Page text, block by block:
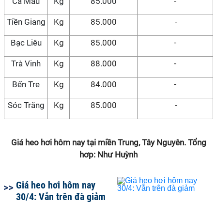
Tiền Giang Kg 85.000 -
Bạc Liêu Kg 85.000 -
Trà Vinh Kg 88.000 -
Bến Tre Kg 84.000 -
Sóc Trăng Kg 85.000 -
Giá heo hơi hôm nay tại miền Trung, Tây Nguyên. Tổng
hơp: Như Huỳnh
Giá heo hơi hôm nay
30/4: Vẫn trên đà giảm